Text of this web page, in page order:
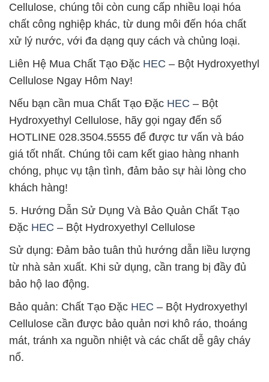
Cellulose, chúng tôi còn cung cấp nhiều loại hóa
chất công nghiệp khác, từ dung môi đến hóa chất
xử lý nước, với đa dạng quy cách và chủng loại.
Liên Hệ Mua Chất Tạo Đặc HEC – Bột Hydroxyethyl
Cellulose Ngay Hôm Nay!
Nếu bạn cần mua Chất Tạo Đặc HEC – Bột
Hydroxyethyl Cellulose, hãy gọi ngay đến số
HOTLINE 028.3504.5555 để được tư vấn và báo
giá tốt nhất. Chúng tôi cam kết giao hàng nhanh
chóng, phục vụ tận tình, đảm bảo sự hài lòng cho
khách hàng!
5. Hướng Dẫn Sử Dụng Và Bảo Quản Chất Tạo
Đặc HEC – Bột Hydroxyethyl Cellulose
Sử dụng: Đảm bảo tuân thủ hướng dẫn liều lượng
từ nhà sản xuất. Khi sử dụng, cần trang bị đầy đủ
bảo hộ lao động.
Bảo quản: Chất Tạo Đặc HEC – Bột Hydroxyethyl
Cellulose cần được bảo quản nơi khô ráo, thoáng
mát, tránh xa nguồn nhiệt và các chất dễ gây cháy
nổ.